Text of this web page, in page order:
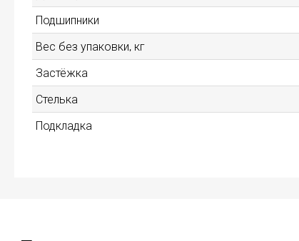
Подшипники
Вес без упаковки, кг
Застёжка
Стелька
Подкладка